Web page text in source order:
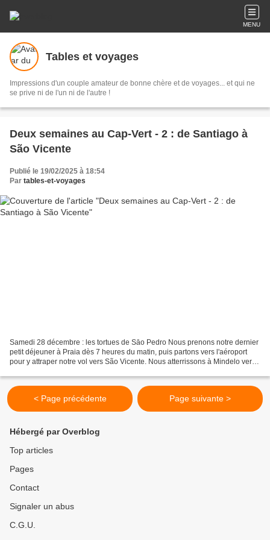
MENU
Tables et voyages
Impressions d'un couple amateur de bonne chère et de voyages... et qui ne
se prive ni de l'un ni de l'autre !
Deux semaines au Cap-Vert - 2 : de Santiago à
São Vicente
Publié le 19/02/2025 à 18:54
Par tables-et-voyages
Samedi 28 décembre : les tortues de Sāo Pedro Nous prenons notre dernier
petit déjeuner à Praia dès 7 heures du matin, puis partons vers l'aéroport
pour y attraper notre vol vers São Vicente. Nous atterrissons à Mindelo vers
< Page précédente Page suivante >
Hébergé par Overblog
Top articles
Pages
Contact
Signaler un abus
C.G.U.